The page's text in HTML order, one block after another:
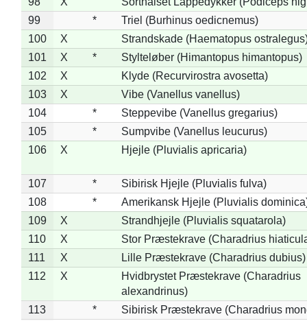
99
*
Triel (Burhinus oedicnemus)
100
X
Strandskade (Haematopus
101
X *
Stylteløber (Himantopus himantopus)
102
X
Klyde (Recurvirostra avosetta)
103
X
Vibe (Vanellus vanellus)
104
*
Steppevibe (Vanellus gregarius)
105
*
Sumpvibe (Vanellus leucurus)
106
X Hjejle (Pluvialis apricaria)
107 *
Sibirisk Hjejle (Pluvialis fulva)
108
*
Amerikansk Hjejle (Pluvialis
109
X
Strandhjejle (Pluvialis squatarola)
110
X
Stor Præstekrave (Charadrius
111
X
Lille Præstekrave (Charadrius dubius)
112
X
Hvidbrystet Præstekrave (Charadrius
alexandrinus)
113
*
Sibirisk Præstekrave (Charadrius